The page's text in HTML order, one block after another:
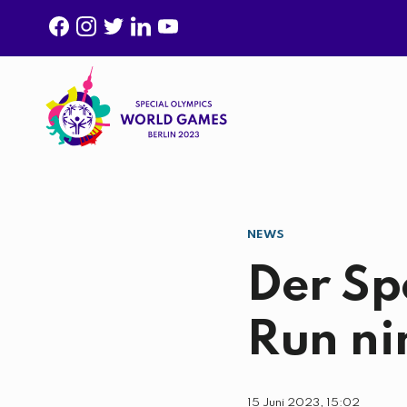
C
E
N
S
T
N
K
U
T
NEWS
Der
Run
15 Juni 2023, 15:02